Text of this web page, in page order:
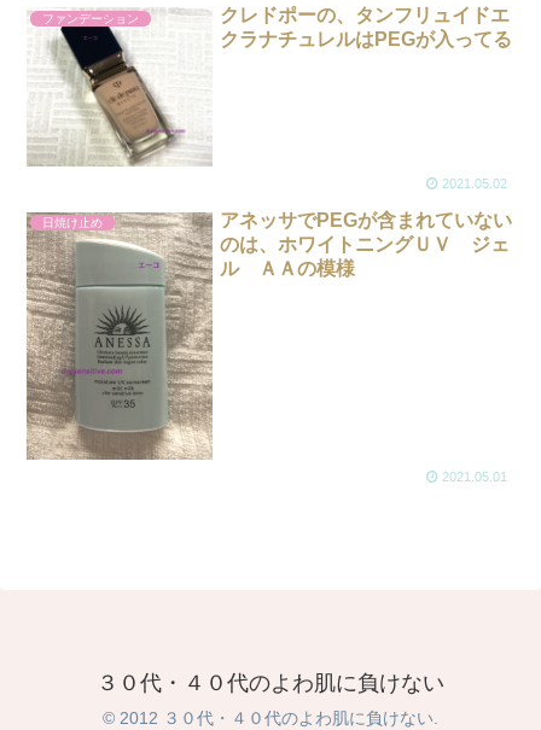
ファンデーション
クレドポーの、タンフリュイドエ
クラナチュレルはPEGが入ってる
2021.05.02
日焼け止め
アネッサでPEGが含まれていない
のは、ホワイトニングＵＶ ジェ
ル ＡＡの模様
2021.05.01
３０代・４０代のよわ肌に負けない
© 2012 ３０代・４０代のよわ肌に負けない.